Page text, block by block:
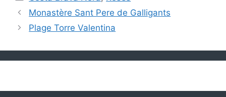
Monastère Sant Pere de Galligants
Plage Torre Valentina